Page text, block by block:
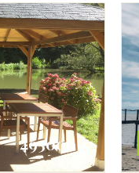
495000 €